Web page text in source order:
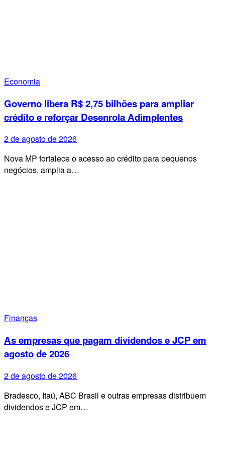
Economia
Governo libera R$ 2,75 bilhões para ampliar
crédito e reforçar Desenrola Adimplentes
2 de agosto de 2026
Nova MP fortalece o acesso ao crédito para pequenos
negócios, amplia a…
Finanças
As empresas que pagam dividendos e JCP em
agosto de 2026
2 de agosto de 2026
Bradesco, Itaú, ABC Brasil e outras empresas distribuem
dividendos e JCP em…